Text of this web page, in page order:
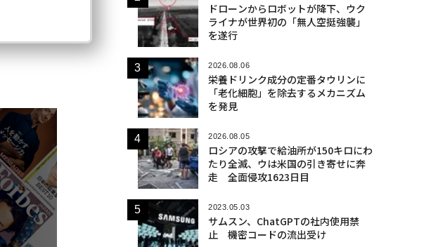
ドローンからロボットが降下、ウク
ライナが世界初の「無人空挺強襲」
を遂行
2026.08.06
栄養ドリンク成分の定番タウリンに
「老化細胞」を除去するメカニズム
を発見
2026.08.05
ロシアの攻撃で給油所が150キロにわ
たり全滅、ウは米国の引き寄せに奔
走 全面侵攻1623日目
2023.05.03
サムスン、ChatGPTの社内使用禁
止 機密コードの流出受け